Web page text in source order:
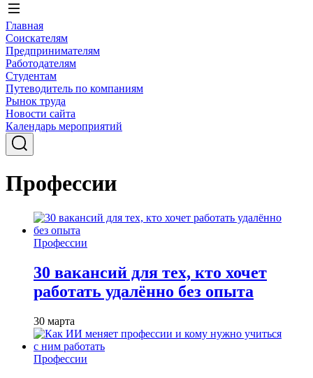
Главная
Соискателям
Предпринимателям
Работодателям
Студентам
Путеводитель по компаниям
Рынок труда
Новости сайта
Календарь мероприятий
Профессии
Профессии
30 вакансий для тех, кто хочет
работать удалённо без опыта
30 марта
Профессии